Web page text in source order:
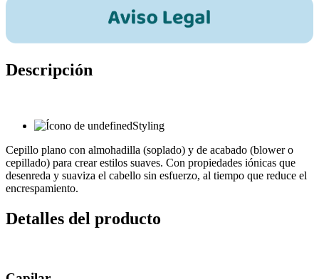
Descripción
Styling
Cepillo plano con almohadilla (soplado) y de acabado (blower o
cepillado) para crear estilos suaves. Con propiedades iónicas que
desenreda y suaviza el cabello sin esfuerzo, al tiempo que reduce el
encrespamiento.
Detalles del producto